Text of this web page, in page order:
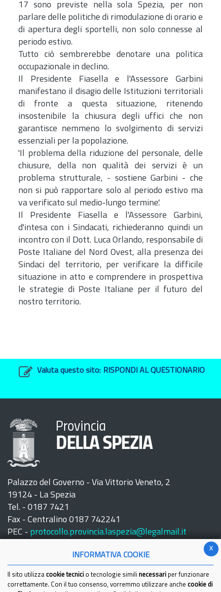
17 sono previste nella sola Spezia, per non
parlare delle politiche di rimodulazione di orario e
di apertura degli sportelli, non solo connesse al
periodo estivo.
Tutto ciò sembrerebbe denotare una politica
occupazionale in declino.
Il Presidente Fiasella e l'Assessore Garbini
manifestano il disagio delle Istituzioni territoriali
di fronte a questa situazione, ritenendo
insostenibile la chiusura degli uffici che non
garantisce nemmeno lo svolgimento di servizi
essenziali per la popolazione.
'Il problema della riduzione del personale, delle
chiusure, della non qualità dei servizi è un
problema strutturale, - sostiene Garbini - che
non si può rapportare solo al periodo estivo ma
va verificato sul medio-lungo termine.'
Il Presidente Fiasella e l'Assessore Garbini,
d'intesa con i Sindacati, richiederanno quindi un
incontro con il Dott. Luca Orlando, responsabile di
Poste Italiane del Nord Ovest, alla presenza dei
Sindaci del territorio, per verificare la difficile
situazione in atto e comprendere in prospettiva
le strategie di Poste Italiane per il futuro del
nostro territorio.
Valuta questo sito: RISPONDI AL QUESTIONARIO
Provincia
DELLA SPEZIA
Palazzo del Governo - Via Vittorio Veneto, 2
19124 - La Spezia
Tel. - 0187 7421
Fax - Centralino 0187 742241
PEC - protocollo.provincia.laspezia@legalmail.it
x
INFORMATIVA COOKIE
Il sito utilizza cookie tecnici o tecnologie simili necessari per funzionare
correttamente. Con il tuo consenso, vorremmo utilizzare anche cookie di